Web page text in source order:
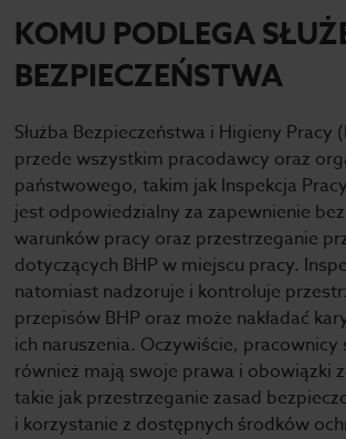
KOMU PODLEGA
BEZPIECZEŃSTWA
Służba Bezpieczeństwa i Higieny Pracy
przede wszystkim pracodawcy oraz
państwowego, takim jak Inspekcja
jest odpowiedzialny za zapewnienie
warunków pracy oraz przestrzeganie
dotyczących BHP w miejscu pracy.
natomiast nadzoruje i kontroluje
przepisów BHP oraz może nakładać
ich naruszenia. Oczywiście, pracownicy
również mają swoje prawa i obowiązki
takie jak przestrzeganie zasad
i korzystanie z dostępnych środków